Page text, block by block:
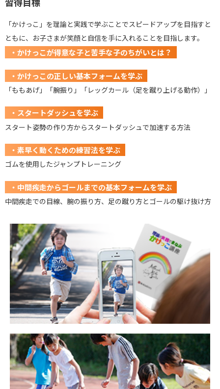
「かけっこ」を理論と実践で学ぶことでスピードアップを目指すと
ともに、お子さまが笑顔と自信を手に入れることを目指します。
・かけっこが得意な子と苦手な子のちがいとは？
・かけっこの正しい基本フォームを学ぶ
「ももあげ」「腕振り」「レッグカール（足を蹴り上げる動作）」
・スタートダッシュを学ぶ
スタート姿勢の作り方からスタートダッシュで加速する方法
・素早く動くための練習法を学ぶ
ゴムを使用したジャンプトレーニング
・中間疾走からゴールまでの基本フォームを学ぶ
中間疾走での目線、腕の振り方、足の蹴り方とゴールの駆け抜け方